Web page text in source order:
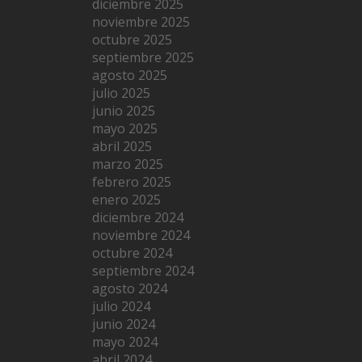
diciembre 2025
noviembre 2025
octubre 2025
septiembre 2025
agosto 2025
julio 2025
junio 2025
mayo 2025
abril 2025
marzo 2025
febrero 2025
enero 2025
diciembre 2024
noviembre 2024
octubre 2024
septiembre 2024
agosto 2024
julio 2024
junio 2024
mayo 2024